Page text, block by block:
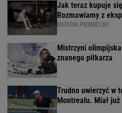
Jak teraz kupuje
Rozmawiamy z
MATERIAŁ PROMOCYJNY
Mistrzyni
znanego piłkarza
Trudno uwierzyć w
Montrealu. Miał